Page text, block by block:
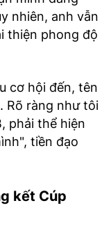
nhiên, anh vẫn
thiện phong độ
cơ hội đến, tên
Rõ ràng như tôi
phải thể hiện
tiền đạo
kết Cúp